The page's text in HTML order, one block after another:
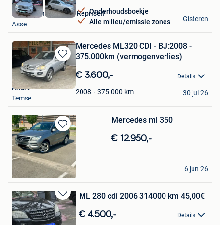
Onderhoudsboekje
Alle milieu/emissie zones
AUTO/Achat Vendre Reprise//
Asse
Gisteren
Bewaren
in
Mijn
Favorieten
Mercedes ML320 CDI - BJ:2008 -
375.000km (vermogenverlies)
€ 3.600,- Details
2008 375.000 km
Andre
Temse
30 jul 26
Bewaren
in
Mijn
Favorieten
Mercedes ml 350
€ 12.950,-
ZL
Wilrijk
6 jun 26
Bewaren
in
Mijn
ML 280 cdi 2006 314000 km 45,00€
€ 4.500,- Details